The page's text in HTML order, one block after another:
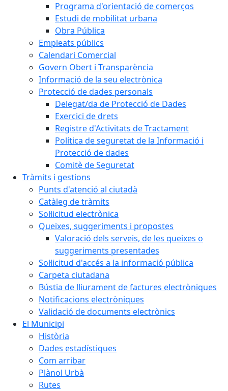
Programa d'orientació de comerços
Estudi de mobilitat urbana
Obra Pública
Empleats públics
Calendari Comercial
Govern Obert i Transparència
Informació de la seu electrònica
Protecció de dades personals
Delegat/da de Protecció de Dades
Exercici de drets
Registre d'Activitats de Tractament
Política de seguretat de la Informació i
Protecció de dades
Comitè de Seguretat
Tràmits i gestions
Punts d'atenció al ciutadà
Catàleg de tràmits
Sol·licitud electrònica
Queixes, suggeriments i propostes
Valoració dels serveis, de les queixes o
suggeriments presentades
Sol·licitud d'accés a la informació pública
Carpeta ciutadana
Bústia de lliurament de factures electròniques
Notificacions electròniques
Validació de documents electrònics
El Municipi
Història
Dades estadístiques
Com arribar
Plànol Urbà
Rutes